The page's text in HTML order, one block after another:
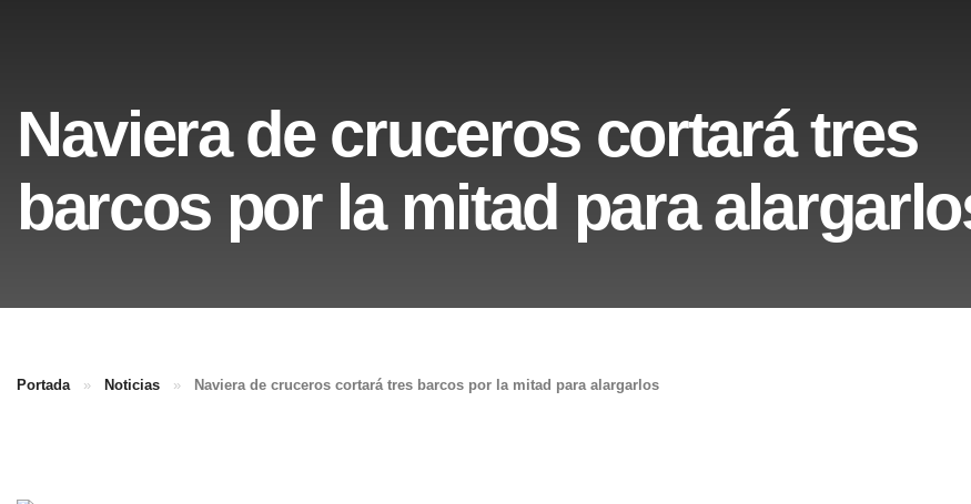
Naviera de cruceros cortará tres
barcos por la mitad para
Portada » Noticias » Naviera de cruceros cortará tres barcos por la mitad para alargarlos